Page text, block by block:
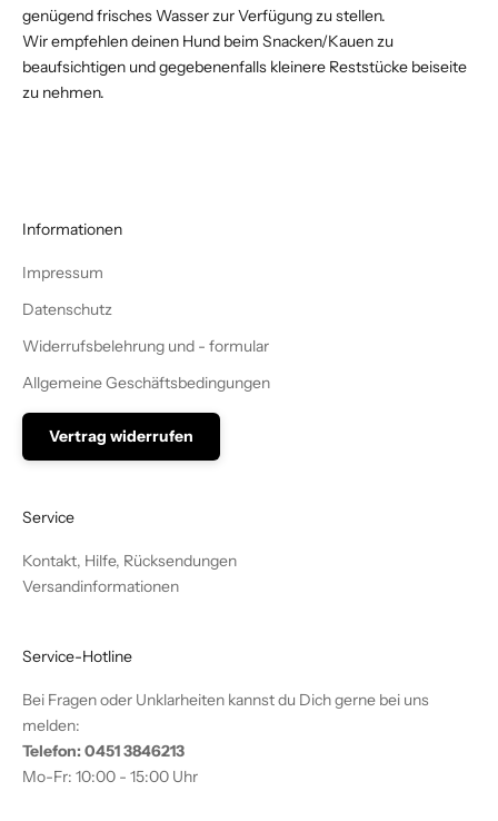
genügend frisches Wasser zur Verfügung zu stellen.
Wir empfehlen deinen Hund beim Snacken/Kauen zu
beaufsichtigen und gegebenenfalls kleinere Reststücke beiseite
zu nehmen.
Informationen
Impressum
Datenschutz
Widerrufsbelehrung und - formular
Allgemeine Geschäftsbedingungen
Vertrag widerrufen
Service
Kontakt, Hilfe, Rücksendungen
Versandinformationen
Service-Hotline
Bei Fragen oder Unklarheiten kannst du Dich gerne bei uns
melden:
Telefon: 0451 3846213
Mo-Fr: 10:00 - 15:00 Uhr